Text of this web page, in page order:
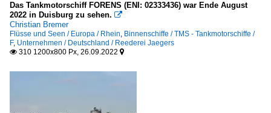
Das Tankmotorschiff FORENS (ENI: 02333436) war Ende August
2022 in Duisburg zu sehen. 
Christian Bremer
Flüsse und Seen / Europa / Rhein, Binnenschiffe / TMS - Tankmotorschiffe /
F, Unternehmen / Deutschland / Reederei Jaegers
 310 1200x800 Px, 26.09.2022 